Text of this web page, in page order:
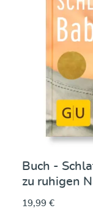
Buch -
zu ruhigen
19,99 €